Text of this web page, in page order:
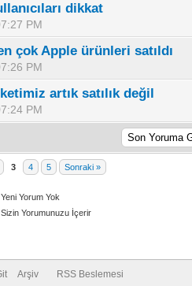
dikkat
PM
Ortalama 0 Oy Verilmiş
12345
çok Apple ürünleri satıldı
PM
Ortalama 0 Oy Verilmiş
1 2345
artık satılık değil
PM
Ortalama 0 Oy Verilmiş
12345
3 4 5 Sonraki »
Yeni Yorum Yok
Sizin Yorumunuzu İçerir
Arşiv RSS Beslemesi